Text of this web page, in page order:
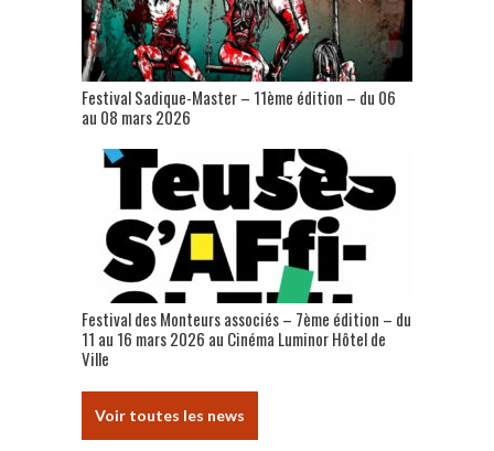
Festival Sadique-Master – 11ème édition – du 06
au 08 mars 2026
Festival des Monteurs associés – 7ème édition – du
11 au 16 mars 2026 au Cinéma Luminor Hôtel de
Ville
Voir toutes les news